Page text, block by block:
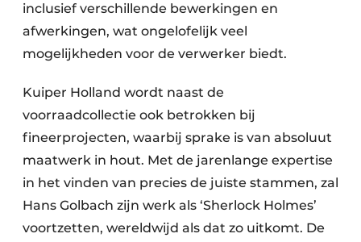
inclusief verschillende bewerkingen en
afwerkingen, wat ongelofelijk veel
mogelijkheden voor de verwerker biedt.
Kuiper Holland wordt naast de
voorraadcollectie ook betrokken bij
fineerprojecten, waarbij sprake is van absoluut
maatwerk in hout. Met de jarenlange expertise
in het vinden van precies de juiste stammen, zal
Hans Golbach zijn werk als ‘Sherlock Holmes’
voortzetten, wereldwijd als dat zo uitkomt. De